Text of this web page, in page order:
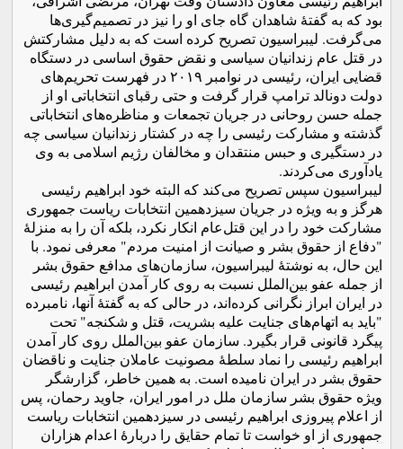
بود که به گفتۀ شاهدان گاه جای او را نیز در تصمیم‌گیری‌ها
می‌گرفت. لیبراسیون تصریح کرده است که به دلیل مشارکتش
در قتل عام زندانیان سیاسی و نقض حقوق اساسی در دستگاه
قضایی ایران، رئیسی در نوامبر ٢٠١٩ در فهرست تحریم‌های
دولت دونالد ترامپ قرار گرفت و حتی رقبای انتخاباتی او از
جمله حسن روحانی در جریان تجمعات و مناظره‌های انتخاباتی
گذشته و مشارکت رئیسی را چه در کشتار زندانیان سیاسی چه
در دستگیری و حبس منتقدان و مخالفان رژیم اسلامی به وی
یادآوری می‌کردند.
لیبراسیون سپس تصریح می‌کند که البته خود ابراهیم رئیسی
هرگز و به ویژه در جریان سیزدهمین انتخابات ریاست جمهوری
مشارکت خود را در این قتل‌عام انکار نکرد، بلکه آن را به منزلۀ
"دفاع از حقوق بشر و صیانت از امنیت مردم" معرفی نمود. با
این حال، به نوشتۀ لیبراسیون، سازمان‌های مدافع حقوق بشر
از جمله عفو بین‌الملل نسبت به روی کار آمدن ابراهیم رئیسی
در ایران ابراز نگرانی کرده‌اند، در حالی که به گفتۀ آنها، نامبرده
"باید به اتهام‌های جنایت علیه بشریت، قتل و شکنجه‌" تحت
پیگرد قانونی قرار بگیرد. سازمان عفو بین‌الملل روی کار آمدن
ابراهیم رئیسی را نماد سلطۀ مصونیت عاملان جنایت و ناقضان
حقوق بشر در ایران نامیده است. به همین خاطر، گزارشگر
ویژه حقوق بشر سازمان ملل در امور ایران، جاوید رحمان، پس
از اعلام پیروزی ابراهیم رئیسی در سیزدهمین انتخابات ریاست
جمهوری از او خواست تا تمام حقایق را دربارۀ اعدام هزاران